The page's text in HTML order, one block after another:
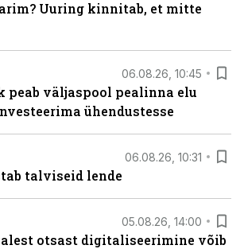
Uuring kinnitab, et mitte
06.08.26, 10:45
peab väljaspool pealinna elu
ühendustesse
06.08.26, 10:31
talviseid lende
05.08.26, 14:00
otsast digitaliseerimine võib